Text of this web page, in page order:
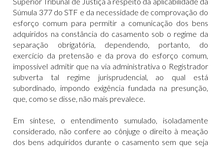
Súmula 377 do STF e da necessidade de comprovação do
esforço comum para permitir a comunicação dos bens
adquiridos na constância do casamento sob o regime da
separação obrigatória, dependendo, portanto, do
exercício da pretensão e da prova do esforço comum,
impossível admitir que na via administrativa o Registrador
subverta tal regime jurisprudencial, ao qual está
subordinado, impondo exigência fundada na presunção,
que, como se disse, não mais prevalece.
Em síntese, o entendimento sumulado, isoladamente
considerado, não confere ao cônjuge o direito à meação
dos bens adquiridos durante o casamento sem que seja